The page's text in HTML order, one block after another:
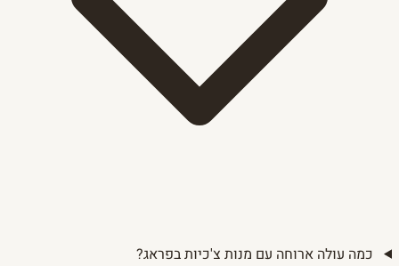
כמה עולה ארוחה עם מנות צ'כיות בפראג?